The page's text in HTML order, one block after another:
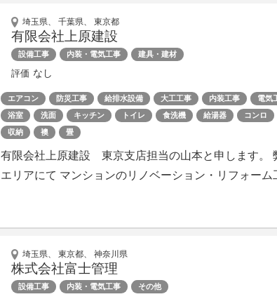
埼玉県、 千葉県、 東京都
有限会社上原建設
設備工事 内装・電気工事 建具・建材
評価 なし
エアコン 防災工事 給排水設備 大工工事 内装工事 電気
浴室
洗面 キッチン トイレ 食洗機 給湯器 コンロ
収納
襖 畳
有限会社上原建設 東京支店担当の山本と申します。
エリアにて マンションのリノベーション・リフォー
埼玉県、 東京都、 神奈川県
株式会社富士管理
設備工事 内装・電気工事 その他